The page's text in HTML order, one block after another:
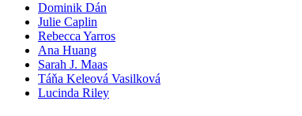
Dominik Dán
Julie Caplin
Rebecca Yarros
Ana Huang
Sarah J. Maas
Táňa Keleová Vasilková
Lucinda Riley